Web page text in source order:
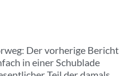
Der vorherige Bericht
in einer Schublade